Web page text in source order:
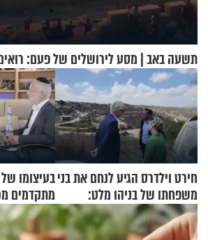
תשעה באב | מסע לירושלים של פעם:
חירט וילדרס הגיע לנחם את בני
משפחתו של בניהו מלט:
"מיליונים באירופה תומכים
בכם"
בעיצומו
מתקדמים
גרוסמן